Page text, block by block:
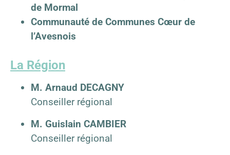
de Mormal
Communauté de Communes Cœur de
l’Avesnois
La Région
M. Arnaud DECAGNY
Conseiller régional
M. Guislain CAMBIER
Conseiller régional